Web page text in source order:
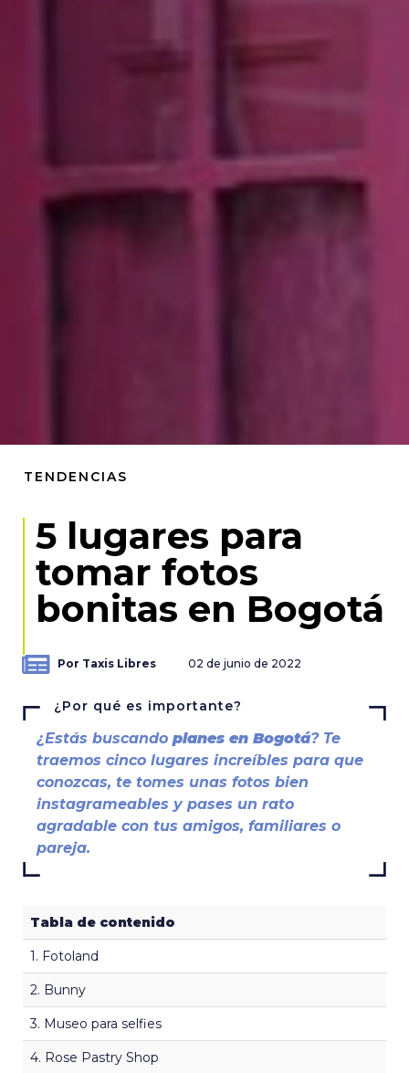
TENDENCIAS
5 lugares para
tomar fotos
bonitas en Bogotá
Por Taxis Libres 02 de junio de 2022
¿Por qué es importante?
¿Estás buscando planes en Bogotá? Te
traemos cinco lugares increíbles para que
conozcas, te tomes unas fotos bien
instagrameables y pases un rato
agradable con tus amigos, familiares o
pareja.
Tabla de contenido
1. Fotoland
2. Bunny
3. Museo para selfies
4. Rose Pastry Shop